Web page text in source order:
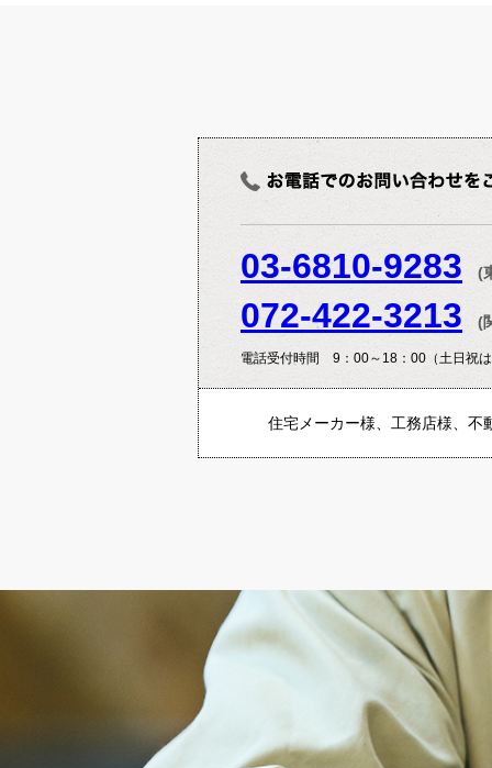
03-6810-9283 (
072-422-3213 (
電話受付時間 9：00～18：00（土日祝
住宅メーカー様、工務店様、不